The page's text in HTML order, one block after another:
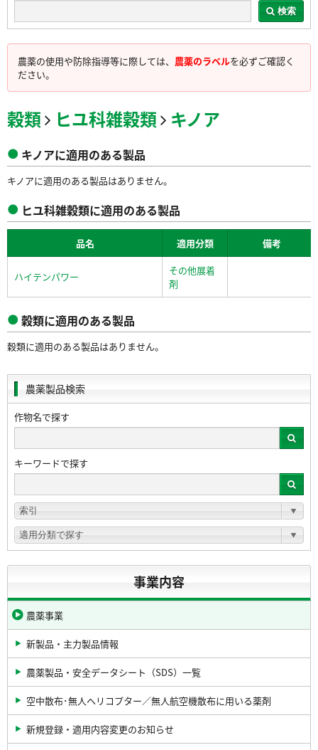
検索
農薬の使用や防除指導等に際しては、 農薬のラベルを必ずご確認く
ださい。
穀類 ヒユ科雑穀類 キノア
キノアに適用のある製品
キノアに適用のある製品はありません。
ヒユ科雑穀類に適用のある製品
品名 適用分類 備考
ハイテンパワー
その他展着
剤
穀類に適用のある製品
穀類に適用のある製品はありません。
農薬製品検索
作物名で探す
キーワードで探す
事業内容
農薬事業
新製品・主力製品情報
農薬製品・安全データシート（SDS）一覧
空中散布･無人ヘリコプター／無人航空機散布に用いる薬剤
新規登録・適用内容変更のお知らせ